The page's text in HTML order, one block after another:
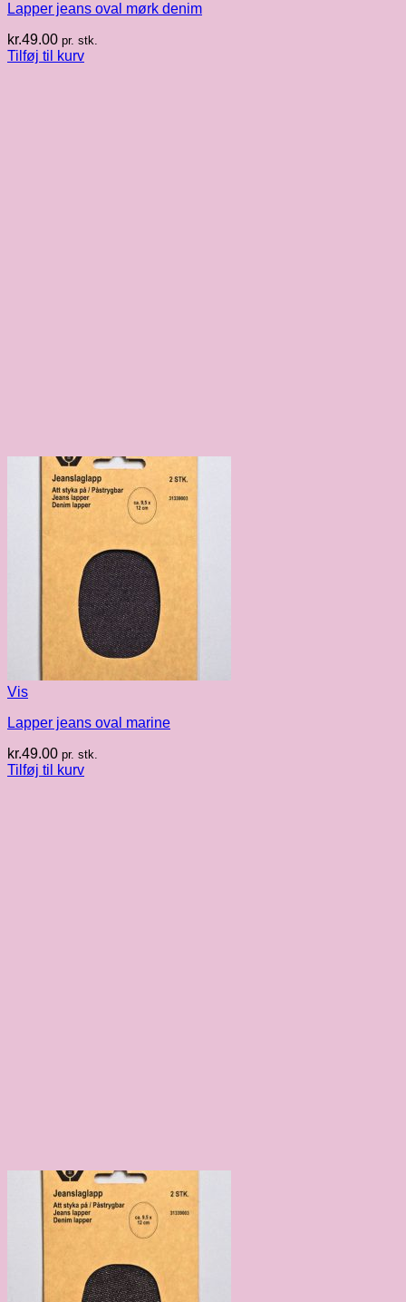
Lapper jeans oval mørk denim
kr.49.00 pr. stk.
Tilføj til kurv
Vis
Lapper jeans oval marine
kr.49.00 pr. stk.
Tilføj til kurv